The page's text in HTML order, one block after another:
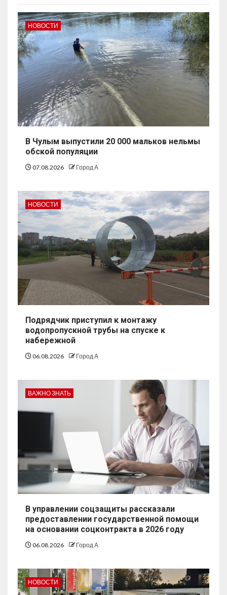
НОВОСТИ
В Чулым выпустили 20 000 мальков нельмы
обской популяции
07.08.2026 Город А
НОВОСТИ
Подрядчик приступил к монтажу
водопропускной трубы на спуске к
набережной
06.08.2026 Город А
ВАЖНО ЗНАТЬ
В управлении соцзащиты рассказали
предоставлении государственной помощи
на основании соцконтракта в 2026 году
06.08.2026 Город А
НОВОСТИ